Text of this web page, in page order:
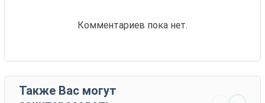
Комментариев пока нет.
Также Вас могут